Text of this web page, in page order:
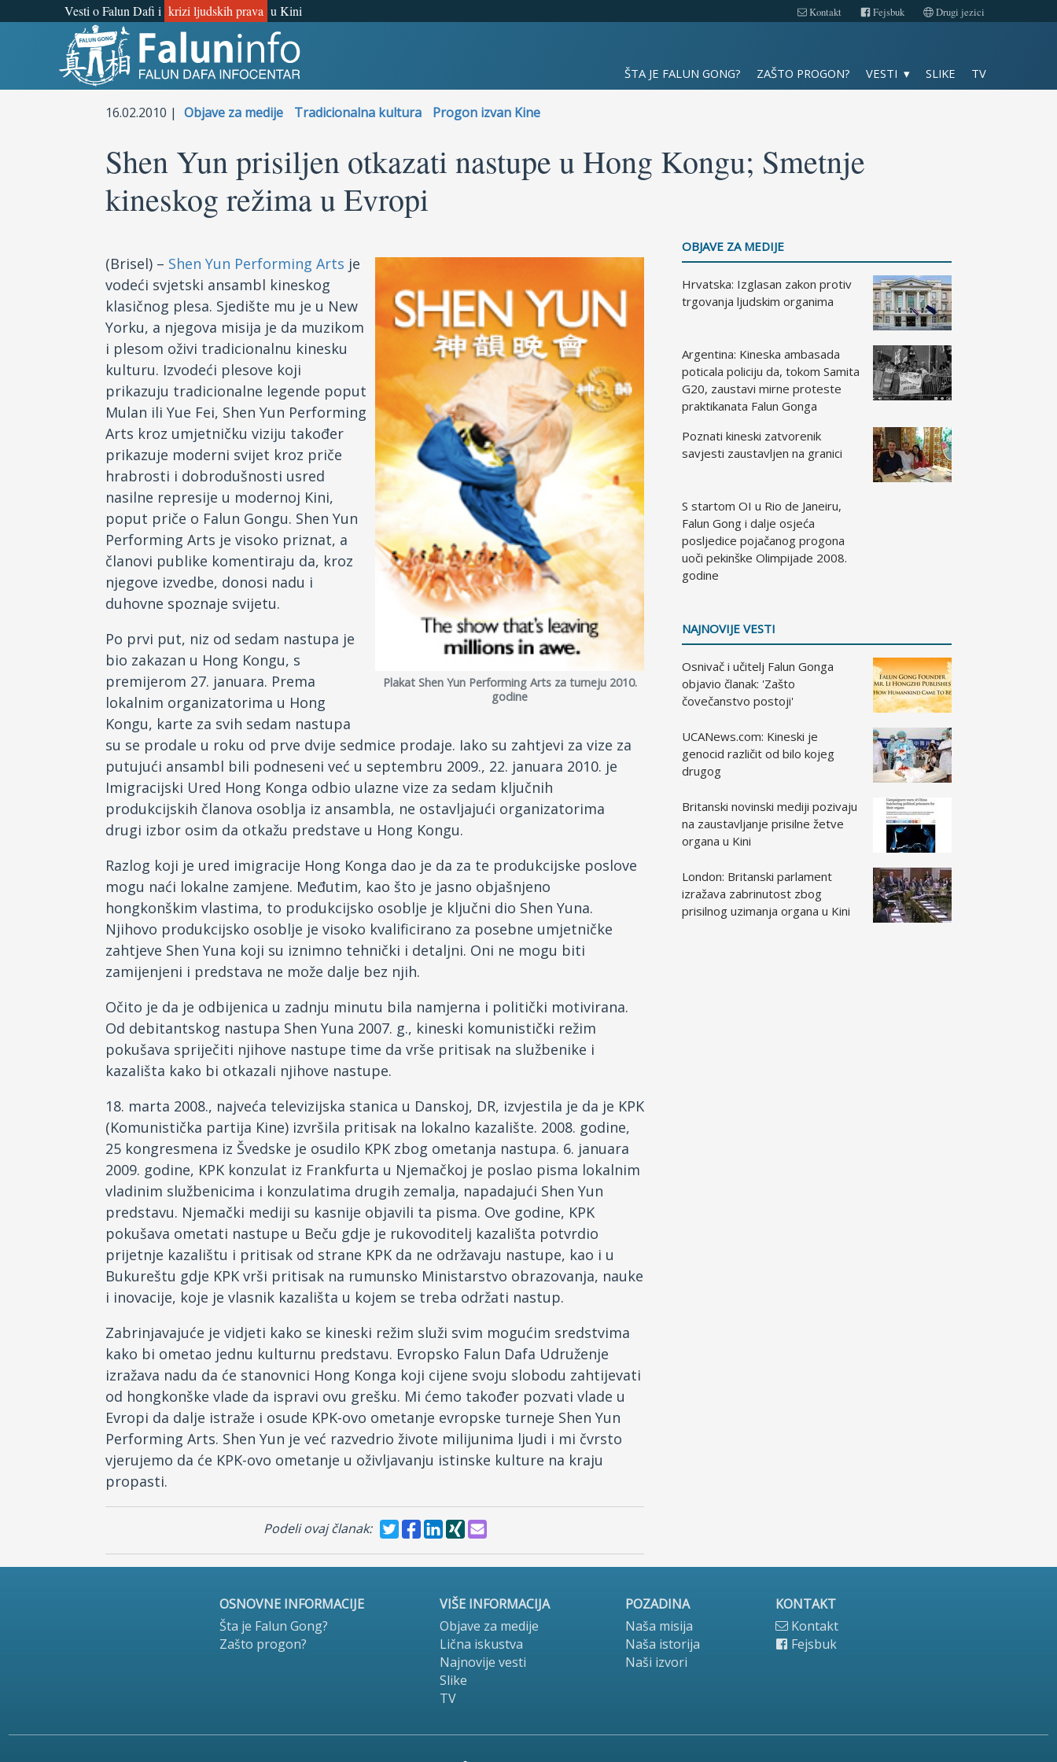
Vesti o Falun Dafi i krizi ljudskih prava u Kini Kontakt Fejsbuk Drugi jezici
ŠTA JE FALUN GONG? ZAŠTO PROGON? VESTI SLIKE TV
Šta je Falun Gong?
Zašto progon?
Objave za medije
Lična iskustva
Slike
Kontakt
16.02.2010 | Objave za medije Tradicionalna kultura Progon izvan Kine
Shen Yun prisiljen otkazati nastupe u Hong Kongu; Smetnje
kineskog režima u Evropi
Plakat Shen Yun Performing Arts za turneju 2010.
godine
(Brisel) – Shen Yun Performing Arts je
vodeći svjetski ansambl kineskog
klasičnog plesa. Sjedište mu je u New
Yorku, a njegova misija je da muzikom
i plesom oživi tradicionalnu kinesku
kulturu. Izvodeći plesove koji
prikazuju tradicionalne legende poput
Mulan ili Yue Fei, Shen Yun Performing
Arts kroz umjetničku viziju također
prikazuje moderni svijet kroz priče
hrabrosti i dobrodušnosti usred
nasilne represije u modernoj Kini,
poput priče o Falun Gongu. Shen Yun
Performing Arts je visoko priznat, a
članovi publike komentiraju da, kroz
njegove izvedbe, donosi nadu i
duhovne spoznaje svijetu.
Po prvi put, niz od sedam nastupa je
bio zakazan u Hong Kongu, s
premijerom 27. januara. Prema
lokalnim organizatorima u Hong
Kongu, karte za svih sedam nastupa
su se prodale u roku od prve dvije sedmice prodaje. Iako su zahtjevi za vize za
putujući ansambl bili podneseni već u septembru 2009., 22. januara 2010. je
Imigracijski Ured Hong Konga odbio ulazne vize za sedam ključnih
produkcijskih članova osoblja iz ansambla, ne ostavljajući organizatorima
drugi izbor osim da otkažu predstave u Hong Kongu.
Razlog koji je ured imigracije Hong Konga dao je da za te produkcijske poslove
mogu naći lokalne zamjene. Međutim, kao što je jasno objašnjeno
hongkonškim vlastima, to produkcijsko osoblje je ključni dio Shen Yuna.
Njihovo produkcijsko osoblje je visoko kvalificirano za posebne umjetničke
zahtjeve Shen Yuna koji su iznimno tehnički i detaljni. Oni ne mogu biti
zamijenjeni i predstava ne može dalje bez njih.
Očito je da je odbijenica u zadnju minutu bila namjerna i politički motivirana.
Od debitantskog nastupa Shen Yuna 2007. g., kineski komunistički režim
pokušava spriječiti njihove nastupe time da vrše pritisak na službenike i
kazališta kako bi otkazali njihove nastupe.
18. marta 2008., najveća televizijska stanica u Danskoj, DR, izvjestila je da je KPK
(Komunistička partija Kine) izvršila pritisak na lokalno kazalište. 2008. godine,
25 kongresmena iz Švedske je osudilo KPK zbog ometanja nastupa. 6. januara
2009. godine, KPK konzulat iz Frankfurta u Njemačkoj je poslao pisma lokalnim
vladinim službenicima i konzulatima drugih zemalja, napadajući Shen Yun
predstavu. Njemački mediji su kasnije objavili ta pisma. Ove godine, KPK
pokušava ometati nastupe u Beču gdje je rukovoditelj kazališta potvrdio
prijetnje kazalištu i pritisak od strane KPK da ne održavaju nastupe, kao i u
Bukureštu gdje KPK vrši pritisak na rumunsko Ministarstvo obrazovanja, nauke
i inovacije, koje je vlasnik kazališta u kojem se treba održati nastup.
Zabrinjavajuće je vidjeti kako se kineski režim služi svim mogućim sredstvima
kako bi ometao jednu kulturnu predstavu. Evropsko Falun Dafa Udruženje
izražava nadu da će stanovnici Hong Konga koji cijene svoju slobodu zahtijevati
od hongkonške vlade da ispravi ovu grešku. Mi ćemo također pozvati vlade u
Evropi da dalje istraže i osude KPK-ovo ometanje evropske turneje Shen Yun
Performing Arts. Shen Yun je već razvedrio živote milijunima ljudi i mi čvrsto
vjerujemo da će KPK-ovo ometanje u oživljavanju istinske kulture na kraju
propasti.
Podeli ovaj članak:
OBJAVE ZA MEDIJE
Hrvatska: Izglasan zakon protiv
trgovanja ljudskim organima
Argentina: Kineska ambasada
poticala policiju da, tokom Samita
G20, zaustavi mirne proteste
praktikanata Falun Gonga
Poznati kineski zatvorenik
savjesti zaustavljen na granici
S startom OI u Rio de Janeiru,
Falun Gong i dalje osjeća
posljedice pojačanog progona
uoči pekinške Olimpijade 2008.
godine
NAJNOVIJE VESTI
Osnivač i učitelj Falun Gonga
objavio članak: 'Zašto
čovečanstvo postoji'
UCANews.com: Kineski je
genocid različit od bilo kojeg
drugog
Britanski novinski mediji pozivaju
na zaustavljanje prisilne žetve
organa u Kini
London: Britanski parlament
izražava zabrinutost zbog
prisilnog uzimanja organa u Kini
OSNOVNE INFORMACIJE
Šta je Falun Gong?
Zašto progon?
VIŠE INFORMACIJA
Objave za medije
Lična iskustva
Najnovije vesti
Slike
TV
POZADINA
Naša misija
Naša istorija
Naši izvori
KONTAKT
Kontakt
Fejsbuk